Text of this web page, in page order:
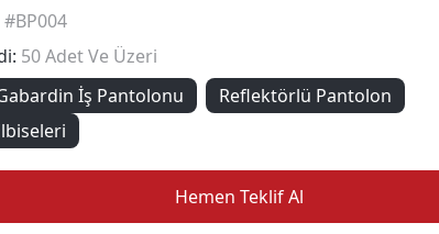
#BP004
50 Adet Ve Üzeri
İş Pantolonu
Reflektörlü Pantolon
Hemen Teklif Al